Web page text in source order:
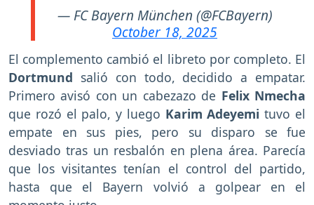
— FC Bayern München (@FCBayern)
October 18, 2025
El complemento cambió el libreto por completo. El
Dortmund salió con todo, decidido a empatar.
Primero avisó con un cabezazo de Felix Nmecha
que rozó el palo, y luego Karim Adeyemi tuvo el
empate en sus pies, pero su disparo se fue
desviado tras un resbalón en plena área. Parecía
que los visitantes tenían el control del partido,
hasta que el Bayern volvió a golpear en el